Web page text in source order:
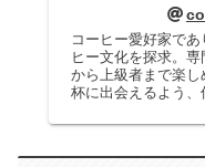
コーヒー愛好家で
ヒー文化を探求。
から上級者まで楽
杯に出会えるよう、